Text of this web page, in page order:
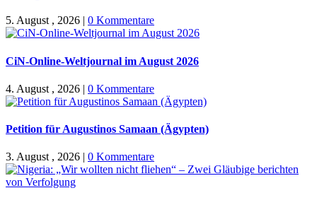
5. August , 2026 | 0 Kommentare
CiN-Online-Weltjournal im August 2026
4. August , 2026 | 0 Kommentare
Petition für Augustinos Samaan (Ägypten)
3. August , 2026 | 0 Kommentare